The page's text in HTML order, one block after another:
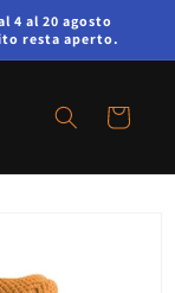
4 al 20 agosto
resta aperto.
Carrello